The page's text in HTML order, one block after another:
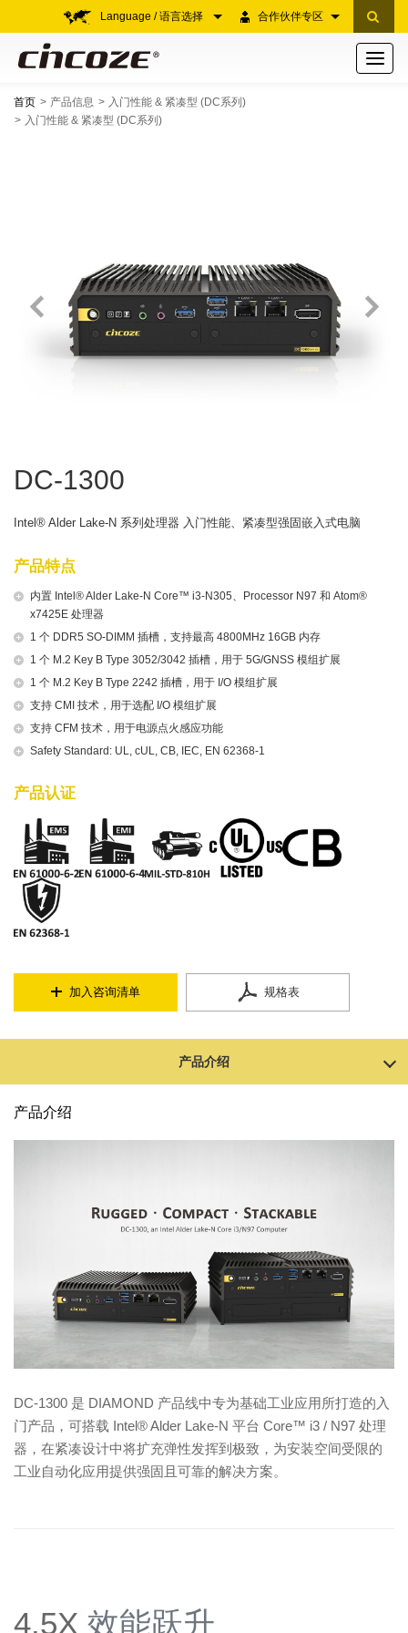
合作伙伴专区
Language / 语言选择
Toggle
首页 产品信息
入门性能 & 紧凑型 (DC系列)
入门性能 & 紧凑型 (DC系列)
DC-1300
Intel® Alder Lake-N 系列处理器 入门性能、紧凑型强固嵌入式电脑
产品特点
内置 Intel® Alder Lake-N Core™ i3-N305、Processor N97 和 Atom®
x7425E 处理器
1 个 DDR5 SO-DIMM 插槽，支持最高 4800MHz 16GB 内存
1 个 M.2 Key B Type 3052/3042 插槽，用于 5G/GNSS 模组扩展
1 个 M.2 Key B Type 2242 插槽，用于 I/O 模组扩展
支持 CMI 技术，用于选配 I/O 模组扩展
支持 CFM 技术，用于电源点火感应功能
Safety Standard: UL, cUL, CB, IEC, EN 62368-1
产品认证
加入咨询清单 规格表
产品介绍
产品介绍
DC-1300 是 DIAMOND 产品线中专为基础工业应用所打造的入
门产品，可搭载 Intel® Alder Lake-N 平台 Core™ i3 / N97 处理
器，在紧凑设计中将扩充弹性发挥到极致，为安装空间受限的
工业自动化应用提供强固且可靠的解决方案。
4.5X 效能跃升